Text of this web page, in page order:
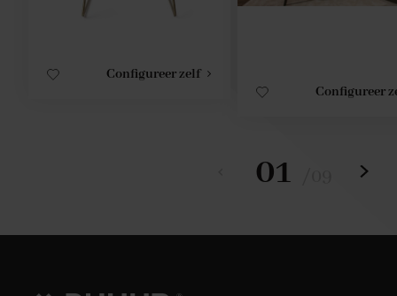
Configureer zelf
Configureer
01